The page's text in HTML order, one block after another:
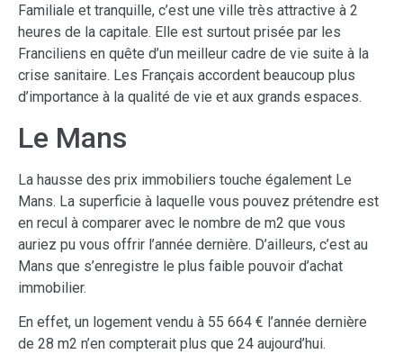
Familiale et tranquille, c’est une ville très attractive à 2
heures de la capitale. Elle est surtout prisée par les
Franciliens en quête d’un meilleur cadre de vie suite à la
crise sanitaire. Les Français accordent beaucoup plus
d’importance à la qualité de vie et aux grands espaces.
Le Mans
La hausse des prix immobiliers touche également Le
Mans. La superficie à laquelle vous pouvez prétendre est
en recul à comparer avec le nombre de m2 que vous
auriez pu vous offrir l’année dernière. D’ailleurs, c’est au
Mans que s’enregistre le plus faible pouvoir d’achat
immobilier.
En effet, un logement vendu à 55 664 € l’année dernière
de 28 m2 n’en compterait plus que 24 aujourd’hui.